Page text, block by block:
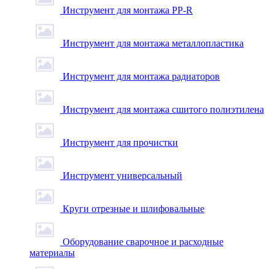
Инструмент для монтажа PP-R
Инструмент для монтажа металлопластика
Инструмент для монтажа радиаторов
Инструмент для монтажа сшитого полиэтилена
Инструмент для прочистки
Инструмент универсальный
Круги отрезные и шлифовальные
Оборудование сварочное и расходные
материалы